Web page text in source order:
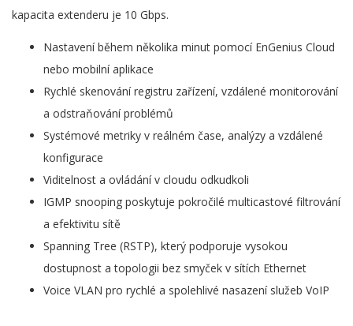
kapacita extenderu je 10 Gbps.
Nastavení během několika minut pomocí EnGenius Cloud
nebo mobilní aplikace
Rychlé skenování registru zařízení, vzdálené monitorování
a odstraňování problémů
Systémové metriky v reálném čase, analýzy a vzdálené
konfigurace
Viditelnost a ovládání v cloudu odkudkoli
IGMP snooping poskytuje pokročilé multicastové filtrování
a efektivitu sítě
Spanning Tree (RSTP), který podporuje vysokou
dostupnost a topologii bez smyček v sítích Ethernet
Voice VLAN pro rychlé a spolehlivé nasazení služeb VoIP